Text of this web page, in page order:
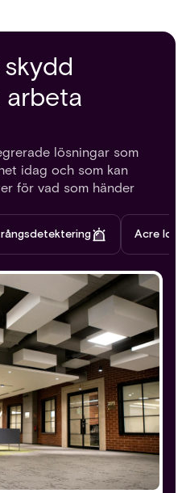
lösningar som
idag och som kan
för vad som händer
Acre